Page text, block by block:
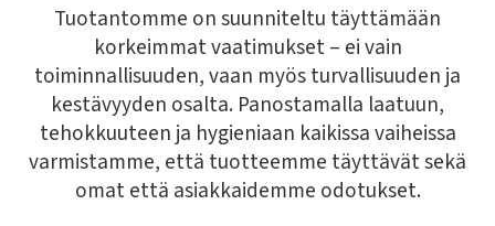
Tuotantomme on suunniteltu täyttämään
korkeimmat vaatimukset – ei vain
toiminnallisuuden, vaan myös turvallisuuden ja
kestävyyden osalta. Panostamalla laatuun,
tehokkuuteen ja hygieniaan kaikissa vaiheissa
varmistamme, että tuotteemme täyttävät sekä
omat että asiakkaidemme odotukset.